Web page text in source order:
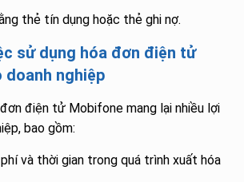
thẻ tín dụng hoặc thẻ ghi nợ.
sử dụng hóa đơn điện tử
nghiệp
điện tử Mobifone mang lại nhiều lợi
bao gồm:
và thời gian trong quá trình xuất hóa